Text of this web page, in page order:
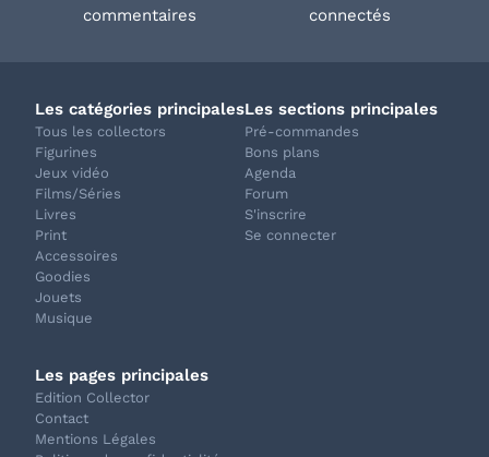
commentaires connectés
Les catégories principales
Tous les collectors
Figurines
Jeux vidéo
Films/Séries
Livres
Print
Accessoires
Goodies
Jouets
Musique
Les sections principales
Pré-commandes
Bons plans
Agenda
Forum
S'inscrire
Se connecter
Les pages principales
Edition Collector
Contact
Mentions Légales